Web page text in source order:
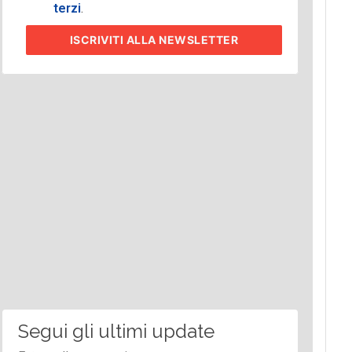
terzi.
ISCRIVITI ALLA NEWSLETTER
Segui gli ultimi update